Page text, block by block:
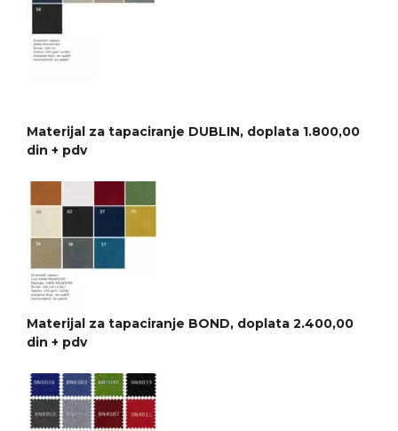
Materijal za tapaciranje DUBLIN, doplata 1.800,00
din + pdv
Materijal za tapaciranje BOND, doplata 2.400,00
din + pdv